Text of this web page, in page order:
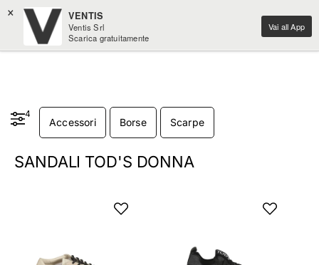
× VENTIS
Ventis Srl
Scarica gratuitamente
Vai all App
4
Accessori Borse Scarpe
SANDALI TOD'S DONNA